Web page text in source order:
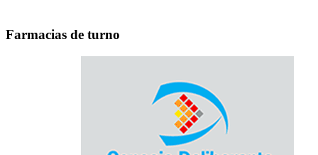
Farmacias de turno